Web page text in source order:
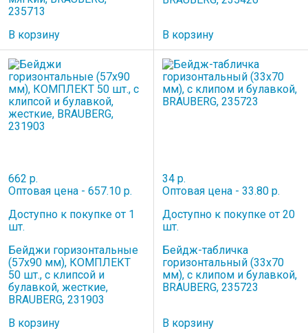
235713
В корзину
В корзину
662 р.
Оптовая цена - 657.10 р.
Доступно к покупке от 1
шт.
Бейджи горизонтальные
(57х90 мм), КОМПЛЕКТ
50 шт., с клипсой и
булавкой, жесткие,
BRAUBERG, 231903
В корзину
34 р.
Оптовая цена - 33.80 р.
Доступно к покупке от 20
шт.
Бейдж-табличка
горизонтальный (33х70
мм), с клипом и булавкой,
BRAUBERG, 235723
В корзину